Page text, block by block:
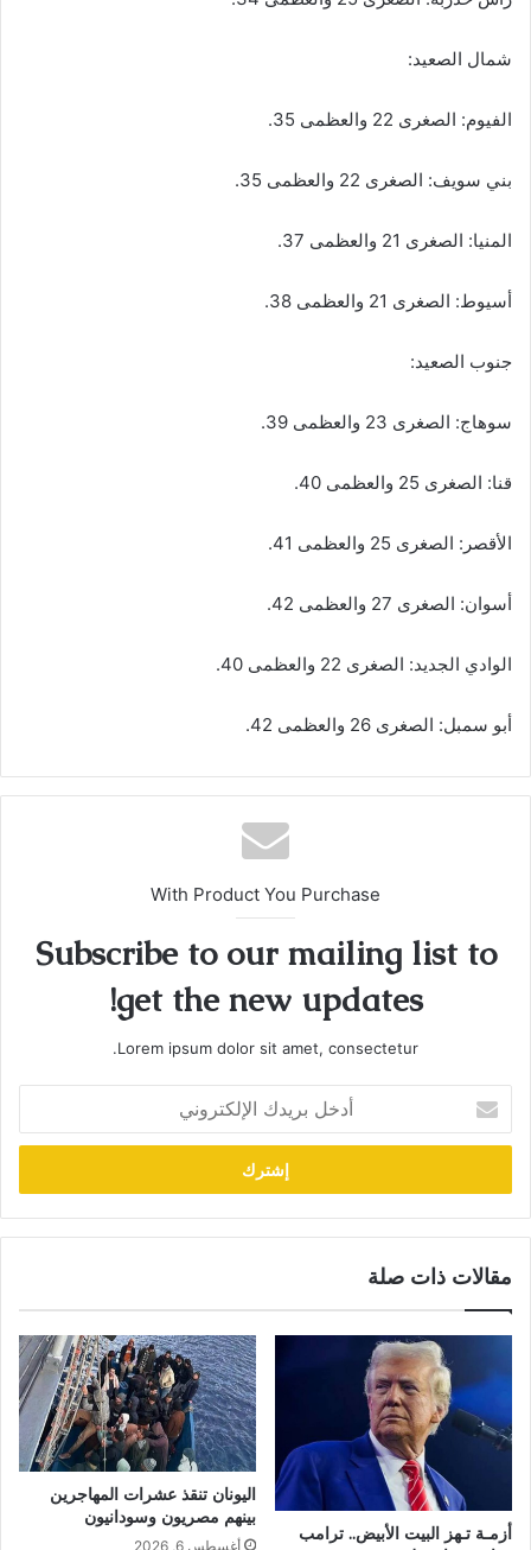
​شمال الصعيد:
الفيوم: الصغرى 22 والعظمى 35.
بني سويف: الصغرى 22 والعظمى 35.
المنيا: الصغرى 21 والعظمى 37.
أسيوط: الصغرى 21 والعظمى 38.
​جنوب الصعيد:
سوهاج: الصغرى 23 والعظمى 39.
قنا: الصغرى 25 والعظمى 40.
الأقصر: الصغرى 25 والعظمى 41.
أسوان: الصغرى 27 والعظمى 42.
الوادي الجديد: الصغرى 22 والعظمى 40.
أبو سمبل: الصغرى 26 والعظمى 42.
With Product You Purchase
Subscribe to our mailing list to
get the new updates!
Lorem ipsum dolor sit amet, consectetur.
بريدك
الإلكتروني
مقالات ذات صلة
أزمـة تـهز البيت الأبيض.. ترامب
اليونان تنقذ عشرات المهاجرين
بينهم مصريون وسودانيون
أغسطس 6, 2026